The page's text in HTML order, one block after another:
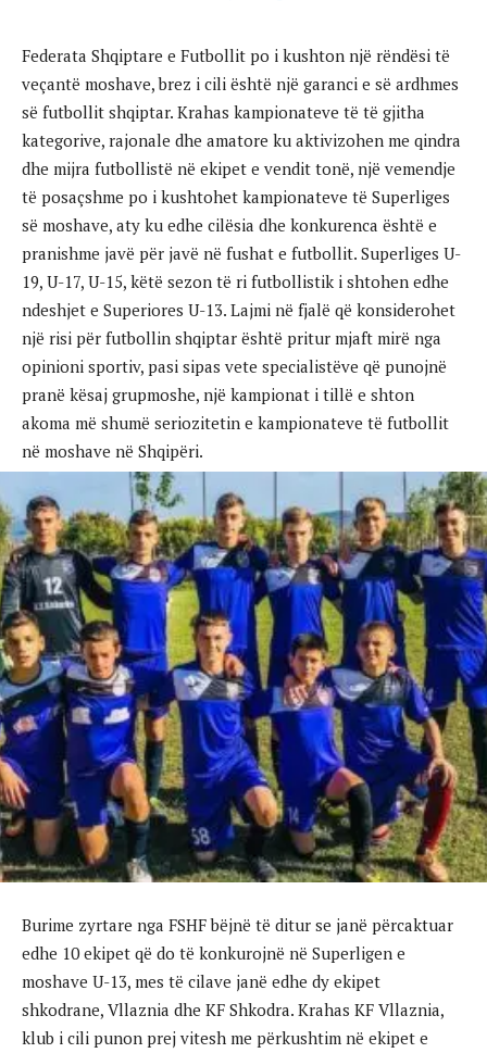
Federata Shqiptare e Futbollit po i kushton një rëndësi të
veçantë moshave, brez i cili është një garanci e së ardhmes
së futbollit shqiptar. Krahas kampionateve të të gjitha
kategorive, rajonale dhe amatore ku aktivizohen me qindra
dhe mijra futbollistë në ekipet e vendit tonë, një vemendje
të posaçshme po i kushtohet kampionateve të Superliges
së moshave, aty ku edhe cilësia dhe konkurenca është e
pranishme javë për javë në fushat e futbollit. Superliges U-
19, U-17, U-15, këtë sezon të ri futbollistik i shtohen edhe
ndeshjet e Superiores U-13. Lajmi në fjalë që konsiderohet
një risi për futbollin shqiptar është pritur mjaft mirë nga
opinioni sportiv, pasi sipas vete specialistëve që punojnë
pranë kësaj grupmoshe, një kampionat i tillë e shton
akoma më shumë seriozitetin e kampionateve të futbollit
në moshave në Shqipëri.
Burime zyrtare nga FSHF bëjnë të ditur se janë përcaktuar
edhe 10 ekipet që do të konkurojnë në Superligen e
moshave U-13, mes të cilave janë edhe dy ekipet
shkodrane, Vllaznia dhe KF Shkodra. Krahas KF Vllaznia,
klub i cili punon prej vitesh me përkushtim në ekipet e